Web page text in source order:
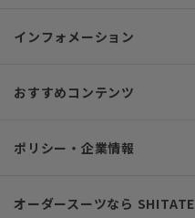
インフォメーション
おすすめコンテンツ
ポリシー・企業情報
オーダースーツなら SHITATE